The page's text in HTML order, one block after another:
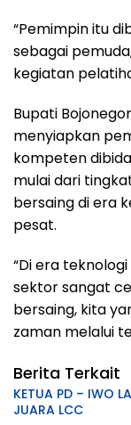
“Pemimpin itu
sebagai
kegiatan
Bupati
menyiapkan
kompeten
mulai dari
bersaing di era
pesat.
“Di era
sektor sangat
bersaing, kita
zaman melalui
Berita Terkait
KETUA PD – IWO
JUARA LCC